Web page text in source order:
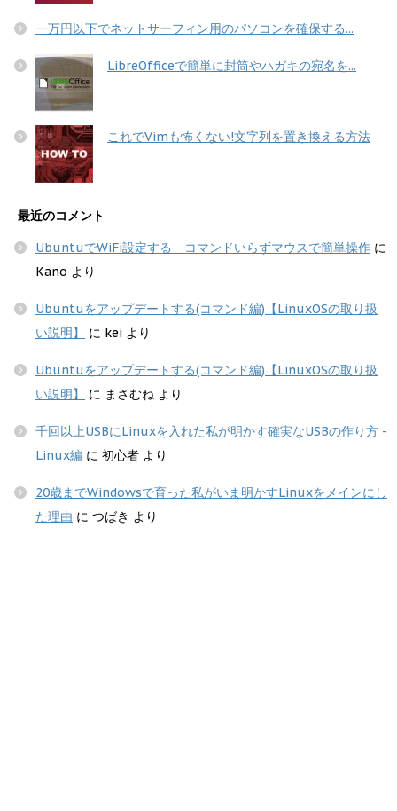
一万円以下でネットサーフィン用のパソコンを確保する...
LibreOfficeで簡単に封筒やハガキの宛名を...
これでVimも怖くない!文字列を置き換える方法
最近のコメント
UbuntuでWiFi設定する コマンドいらずマウスで簡単操作 に
Kano より
Ubuntuをアップデートする(コマンド編)【LinuxOSの取り扱
い説明】
に kei より
Ubuntuをアップデートする(コマンド編)【LinuxOSの取り扱
い説明】
に まさむね より
千回以上USBにLinuxを入れた私が明かす確実なUSBの作り方 -
Linux編 に 初心者 より
20歳までWindowsで育った私がいま明かすLinuxをメインにし
た理由 に つばき より